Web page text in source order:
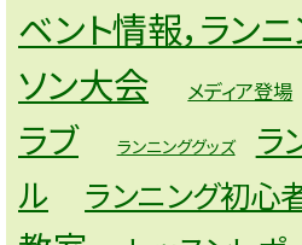
ベント情報，ラン
ソン大会
メディア登場
ラブ
ランニンググッズ
ラ
ル
ランニング初心